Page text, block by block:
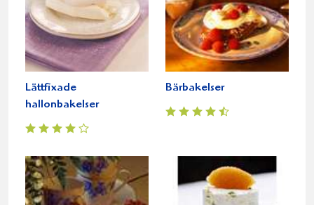
Lättfixade
hallonbakelser
Bärbakelser